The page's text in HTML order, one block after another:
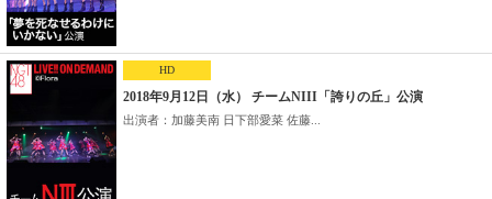
HD
2018年9月12日（水） チームNIII「誇りの丘」公演
出演者：加藤美南 日下部愛菜 佐藤...